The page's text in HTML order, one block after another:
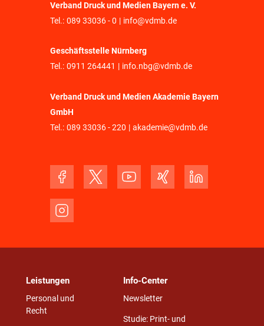
Verband Druck und Medien Bayern e. V.
Tel.: 089 33036 - 0 | info@vdmb.de
Geschäftsstelle Nürnberg
Tel.: 0911 264441 | info.nbg@vdmb.de
Verband Druck und Medien Akademie Bayern
GmbH
Tel.: 089 33036 - 220 | akademie@vdmb.de
Leistungen
Personal und
Recht
Info-Center
Newsletter
Studie: Print- und